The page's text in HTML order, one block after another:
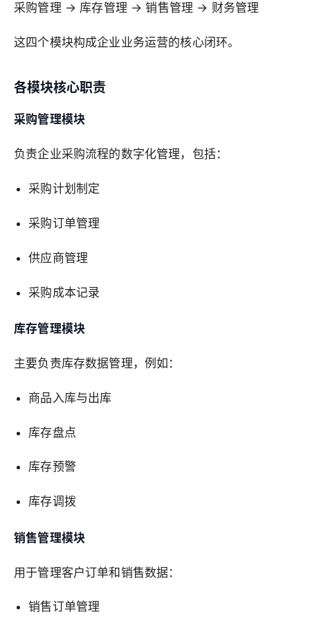
采购管理 → 库存管理 → 销售管理 → 财务管理
这四个模块构成企业业务运营的核心闭环。
各模块核心职责
采购管理模块
负责企业采购流程的数字化管理，包括：
采购计划制定
采购订单管理
供应商管理
采购成本记录
库存管理模块
主要负责库存数据管理，例如：
商品入库与出库
库存盘点
库存预警
库存调拨
销售管理模块
用于管理客户订单和销售数据：
销售订单管理